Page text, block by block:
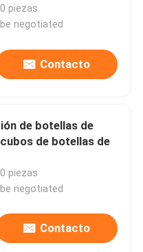
piezas
negotiated
Contacto
de botellas de
de botellas de
piezas
negotiated
Contacto